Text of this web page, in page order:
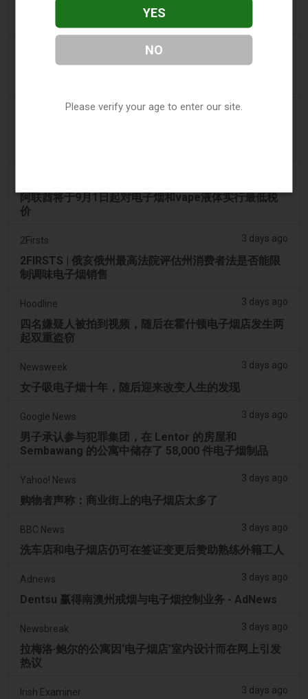
电子烟税在九个月内筹集了2200万欧元后，政府正考虑
Tobacco Reporter 3 days ago
阿联酋将于9月1日起对电子烟和vape液体实行最低税
价
2Firsts 3 days ago
2FIRSTS | 俄亥俄州最高法院评估州消费者法是否能限
制调味电子烟销售
Hoodline 3 days ago
四名嫌疑人被拍到视频，随后在霍什顿电子烟店发生两
起双重盗窃
Newsweek 3 days ago
女子吸电子烟十年，随后迎来改变人生的发现
Google News 3 days ago
男子承认参与犯罪集团，在 Lentor 的房屋和
Sembawang 的公寓中储存了 58,000 件电子烟制品
Yahoo! News 3 days ago
购物者声称：商业街上的电子烟店太多了
BBC News 3 days ago
洗车店和电子烟店仍可在签证变更后赞助熟练外籍工人
Adnews 3 days ago
Dentsu 赢得南澳州戒烟与电子烟控制业务 - AdNews
Newsbreak 3 days ago
拉梅洛·鲍尔的公寓因‘电子烟店’室内设计而在网上引发
热议
Irish Examiner 3 days ago
YES
NO
Please verify your age to enter our site.